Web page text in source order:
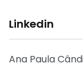
Linkedin
Ana Paula